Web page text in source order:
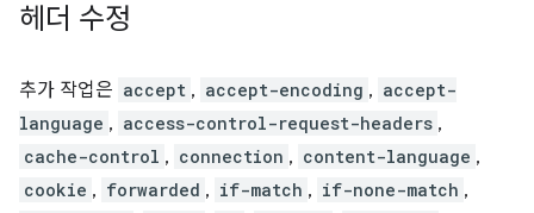
헤더 수정
추가 작업은 accept , accept-encoding , accept-
language , access-control-request-headers ,
cache-control , connection , content-language ,
cookie , forwarded , if-match , if-none-match ,